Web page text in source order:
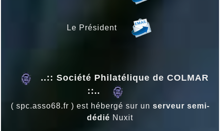
Le Président
..:: Société Philatélique de COLMAR
::..
( spc.asso68.fr ) est hébergé sur un serveur semi-
dédié Nuxit